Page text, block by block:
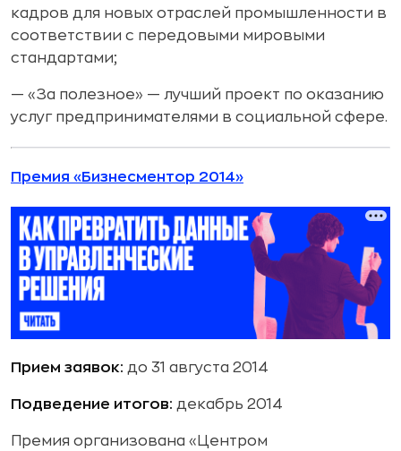
кадров для новых отраслей промышленности в
соответствии с передовыми мировыми
стандартами;
— «За полезное» — лучший проект по оказанию
услуг предпринимателями в социальной сфере.
Премия «Бизнесментор 2014»
Прием заявок: до 31 августа 2014
Подведение итогов: декабрь 2014
Премия организована «Центром